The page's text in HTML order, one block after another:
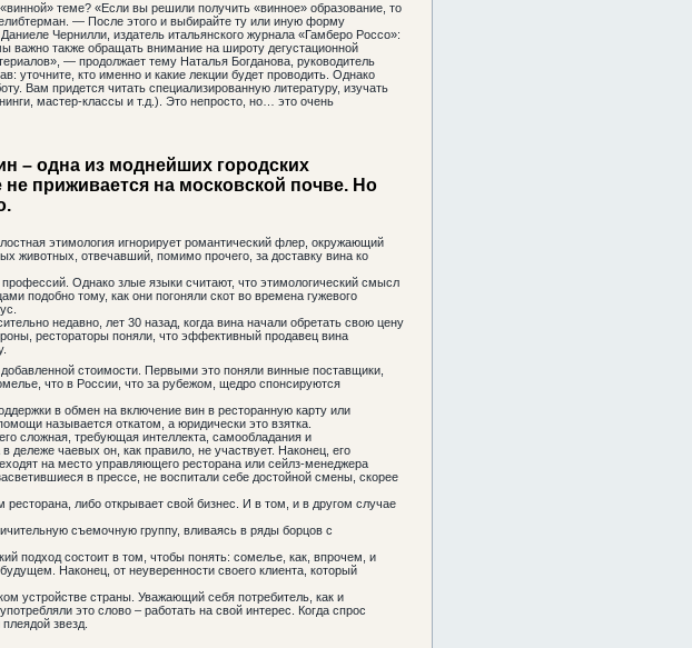
теме? «Если вы решили получить «винное» образование, то
— После этого и выбирайте ту или иную форму
Чернилли, издатель итальянского журнала «Гамберо Россо»:
важно также обращать внимание на широту дегустационной
— продолжает тему Наталья Богданова, руководитель
уточните, кто именно и какие лекции будет проводить. Однако
Вам придется читать специализированную литературу, изучать
мастер-классы и т.д.). Это непросто, но… это очень
– одна из моднейших городских
приживается на московской почве. Но
этимология игнорирует романтический флер, окружающий
животных, отвечавший, помимо прочего, за доставку вина ко
Однако злые языки считают, что этимологический смысл
подобно тому, как они погоняли скот во времена гужевого
недавно, лет 30 назад, когда вина начали обретать свою цену
рестораторы поняли, что эффективный продавец вина
стоимости. Первыми это поняли винные поставщики,
что в России, что за рубежом, щедро спонсируются
в обмен на включение вин в ресторанную карту или
­называется откатом, а юридически это взятка.
сложная, требующая интеллекта, самообладания и
дележе чаевых он, как правило, не участвует. Наконец, его
на место управляющего ресторана или сейлз-менеджера
в прессе, не воспитали себе достойной смены, скорее
либо открывает свой бизнес. И в том, и в другом случае
съемочную группу, вливаясь в ряды борцов с
подход состоит в том, чтобы понять: сомелье, как, впрочем, и
­Наконец, от неуверенности своего клиента, ­который
устройстве страны. Уважающий себя потребитель, как и
это слово – работать на свой интерес. Когда спрос
звезд.